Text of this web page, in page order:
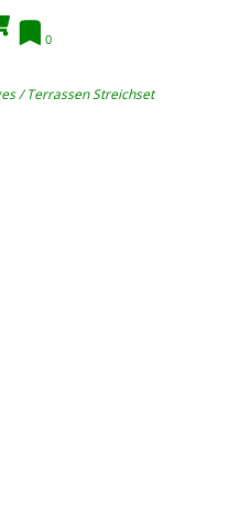
0
/ Terrassen Streichset